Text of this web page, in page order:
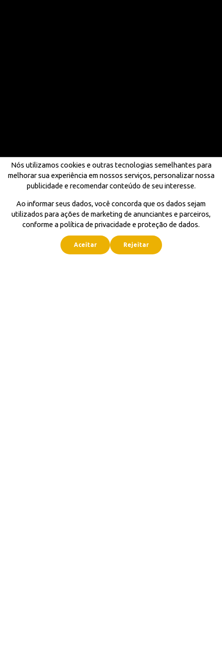
Nós utilizamos cookies e outras tecnologias semelhantes para
melhorar sua experiência em nossos serviços, personalizar nossa
publicidade e recomendar conteúdo de seu interesse.
Ao informar seus dados, você concorda que os dados sejam
utilizados para ações de marketing de anunciantes e parceiros,
conforme a política de privacidade e proteção de dados.
Aceitar Rejeitar